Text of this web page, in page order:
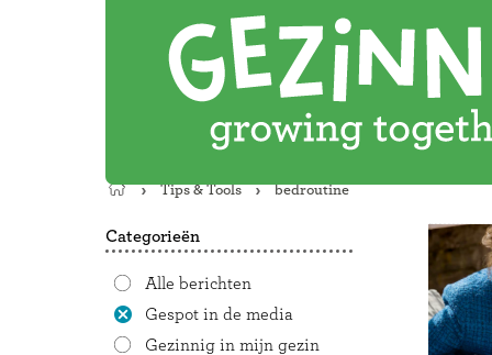
Terug
de
Tips & Tools bedroutine
Categorieën
Alle berichten
Gespot in de media
Gezinnig in mijn gezin